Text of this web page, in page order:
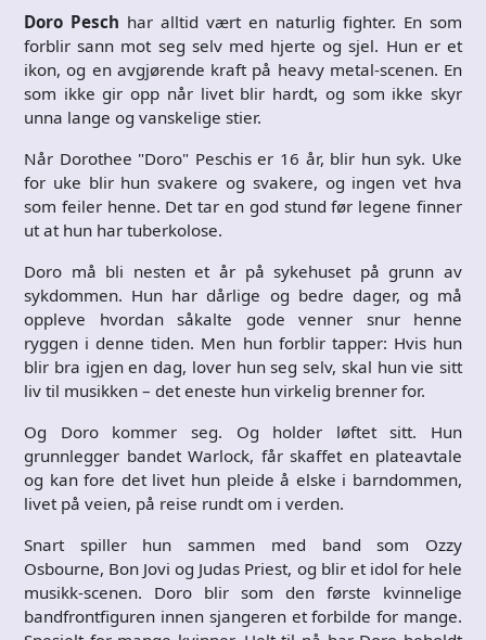
Doro Pesch har alltid vært en naturlig fighter. En som
forblir sann mot seg selv med hjerte og sjel. Hun er et
ikon, og en avgjørende kraft på heavy metal-scenen. En
som ikke gir opp når livet blir hardt, og som ikke skyr
unna lange og vanskelige stier.
Når Dorothee "Doro" Peschis er 16 år, blir hun syk. Uke
for uke blir hun svakere og svakere, og ingen vet hva
som feiler henne. Det tar en god stund før legene finner
ut at hun har tuberkolose.
Doro må bli nesten et år på sykehuset på grunn av
sykdommen. Hun har dårlige og bedre dager, og må
oppleve hvordan såkalte gode venner snur henne
ryggen i denne tiden. Men hun forblir tapper: Hvis hun
blir bra igjen en dag, lover hun seg selv, skal hun vie sitt
liv til musikken – det eneste hun virkelig brenner for.
Og Doro kommer seg. Og holder løftet sitt. Hun
grunnlegger bandet Warlock, får skaffet en plateavtale
og kan fore det livet hun pleide å elske i barndommen,
livet på veien, på reise rundt om i verden.
Snart spiller hun sammen med band som Ozzy
Osbourne, Bon Jovi og Judas Priest, og blir et idol for hele
musikk-scenen. Doro blir som den første kvinnelige
bandfrontfiguren innen sjangeren et forbilde for mange.